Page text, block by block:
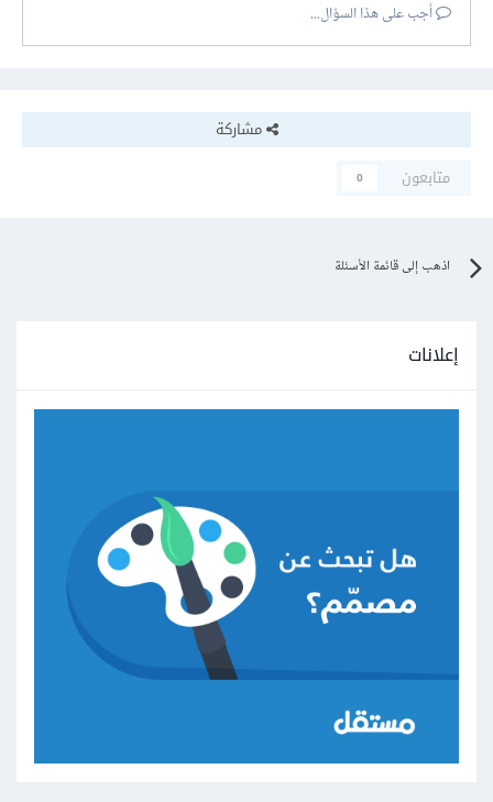
أجب على هذا السؤال...
مشاركة
متابعون
0
اذهب إلى قائمة الأسئلة
إعلانات